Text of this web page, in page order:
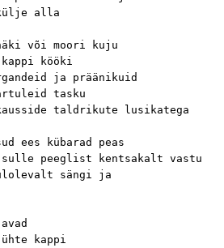
alla
või moori kuju
kööki
ja präänikuid
tasku
taldrikute lusikatega
ees kübarad peas
sulle peeglist kentsakalt vastu
sängi ja
kappi